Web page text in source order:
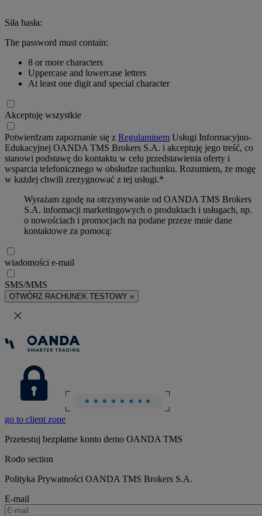
Siła hasła:
The password must contain:
8 or more characters
Uppercase and lowercase letters
At least one digit and special character
Akceptuję wszystkie
Potwierdzam zapoznanie się z Regulaminem Usługi Informacyjno-
Edukacyjnej OANDA TMS Brokers S.A. i akceptuję jego treść, co
stanowi podstawę do kontaktu w celu przedstawienia oferty i
wsparcia telefonicznego w obsłudze rachunku. Rozumiem, że mogę
w każdej chwili zrezygnować z tej usługi.*
Wyrażam zgodę na otrzymywanie od OANDA TMS Brokers
S.A. informacji marketingowych o produktach i usługach, np.
o nowościach i promocjach na podane przeze mnie dane
kontaktowe za pomocą:
wiadomości e-mail
SMS/MMS
OTWÓRZ RACHUNEK TESTOWY »
go to client zone
Przetestuj bezpłatne konto demo OANDA TMS
Rodo section
Polityka Prywatności OANDA TMS Brokers S.A.
E-mail